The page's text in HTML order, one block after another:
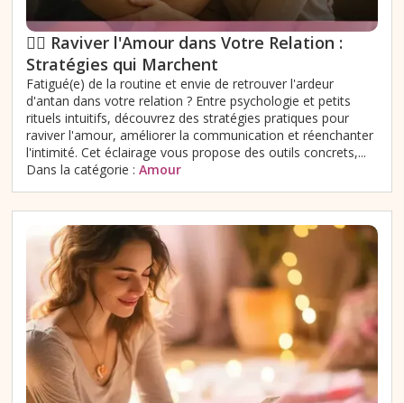
❤️‍🔥 Raviver l'Amour dans Votre Relation :
Stratégies qui Marchent
Fatigué(e) de la routine et envie de retrouver l'ardeur
d'antan dans votre relation ? Entre psychologie et petits
rituels intuitifs, découvrez des stratégies pratiques pour
raviver l'amour, améliorer la communication et réenchanter
l'intimité. Cet éclairage vous propose des outils concrets,...
Dans la catégorie : Amour